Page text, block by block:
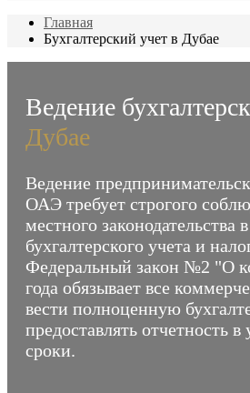
Главная
Бухгалтерский учет в Дубае
Ведение
Дубае
Ведение
ОАЭ требует строгого
местного законодательства
бухгалтерского учета и
Федеральный закон №2 "О
года обязывает все
вести полноценную
предоставлять отчетность
сроки.